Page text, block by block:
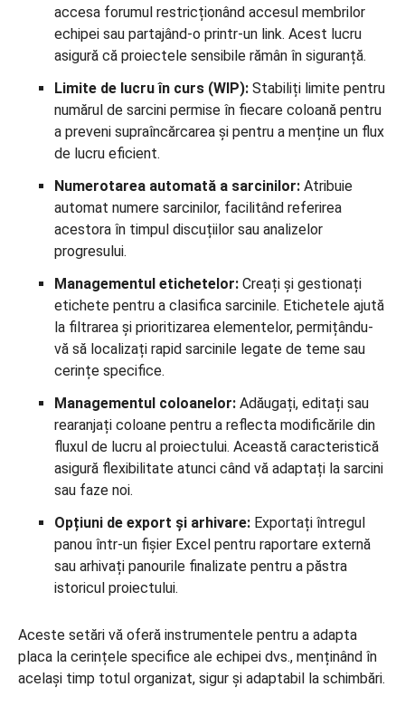
accesa forumul restricționând accesul membrilor
echipei sau partajând-o printr-un link. Acest lucru
asigură că proiectele sensibile rămân în siguranță.
Limite de lucru în curs (WIP): Stabiliți limite pentru
numărul de sarcini permise în fiecare coloană pentru
a preveni supraîncărcarea și pentru a menține un flux
de lucru eficient.
Numerotarea automată a sarcinilor: Atribuie
automat numere sarcinilor, facilitând referirea
acestora în timpul discuțiilor sau analizelor
progresului.
Managementul etichetelor: Creați și gestionați
etichete pentru a clasifica sarcinile. Etichetele ajută
la filtrarea și prioritizarea elementelor, permițându-
vă să localizați rapid sarcinile legate de teme sau
cerințe specifice.
Managementul coloanelor: Adăugați, editați sau
rearanjați coloane pentru a reflecta modificările din
fluxul de lucru al proiectului. Această caracteristică
asigură flexibilitate atunci când vă adaptați la sarcini
sau faze noi.
Opțiuni de export și arhivare: Exportați întregul
panou într-un fișier Excel pentru raportare externă
sau arhivați panourile finalizate pentru a păstra
istoricul proiectului.
Aceste setări vă oferă instrumentele pentru a adapta
placa la cerințele specifice ale echipei dvs., menținând în
același timp totul organizat, sigur și adaptabil la schimbări.